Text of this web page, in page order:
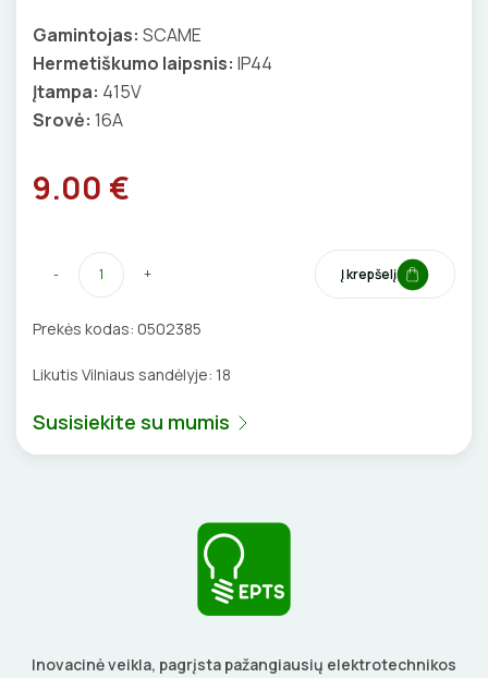
TERMO VAMZDELIAI, PIRŠTINĖS
TVIRTINIMO DETALĖS
BATERIJOS
EL. SKAMBUČIAI
ŽAIBOSAUGA IR ĮŽEMINIMAS
GELINĖS JUNGTYS
ĮKROVIMO SPRENDIMAI
Įkrovimo stotelės
AUTOMATINIAI JUNGIKLIAI
KONTAKTORIAI
ATSUKTUVAI
Gamintojas: SCAME
Hermetiškumo laipsnis: IP44
Įtampa: 415V
Srovė: 16A
9.00 €
- + Į krepšelį
Prekės kodas: 0502385
Likutis Vilniaus sandėlyje: 18
Susisiekite su mumis
Inovacinė veikla, pagrįsta pažangiausių elektrotechnikos